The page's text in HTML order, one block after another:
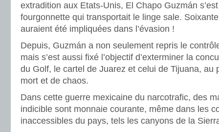
extradition aux Etats-Unis, El Chapo Guzmán
fourgonnette qui transportait le linge sale.
auraient été impliquées dans l’évasion !
Depuis, Guzmán a non seulement repris le
mais s’est aussi fixé l’objectif d’exterminer la
du Golf, le cartel de Juarez et celui de Tijuana, au
mort et de chaos.
Dans cette guerre mexicaine du narcotrafic, des
indicible sont monnaie courante, même dans les
inaccessibles du pays, tels les canyons de la